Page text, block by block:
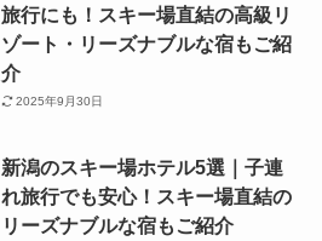
旅行にも！スキー場直結の高級リ
ゾート・リーズナブルな宿もご紹
介
2025年9月30日
新潟のスキー場ホテル5選｜子連
れ旅行でも安心！スキー場直結の
リーズナブルな宿もご紹介